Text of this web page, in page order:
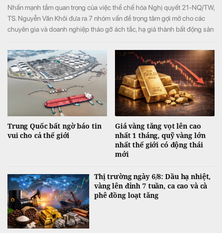
Nhấn mạnh tầm quan trọng của việc thể chế hóa Nghị quyết 21-NQ/TW,
TS. Nguyễn Văn Khôi đưa ra 7 nhóm vấn đề trọng tâm gợi mở cho các
chuyên gia và doanh nghiệp tháo gỡ ách tắc, hạ giá thành bất động sản
Trung Quốc bất ngờ báo tin
vui cho cả thế giới
Giá vàng tăng vọt lên cao
nhất 1 tháng, quỹ vàng lớn
nhất thế giới có động thái
mới
Thị trường ngày 6/8: Dầu hạ nhiệt,
vàng lên đỉnh 7 tuần, ca cao và cà
phê đồng loạt tăng